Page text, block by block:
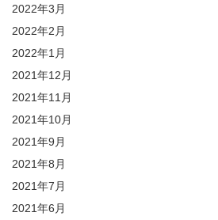
2022年3月
2022年2月
2022年1月
2021年12月
2021年11月
2021年10月
2021年9月
2021年8月
2021年7月
2021年6月